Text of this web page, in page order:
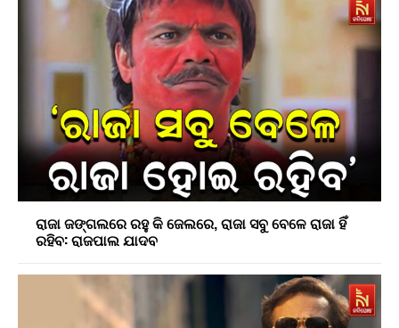
ରାଜା ଜଙ୍ଗଲରେ ରହୁ କି ଜେଲରେ, ରାଜା ସବୁ ବେଳେ ରାଜା ହିଁ
ରହିବ: ରାଜପାଲ ଯାଦବ